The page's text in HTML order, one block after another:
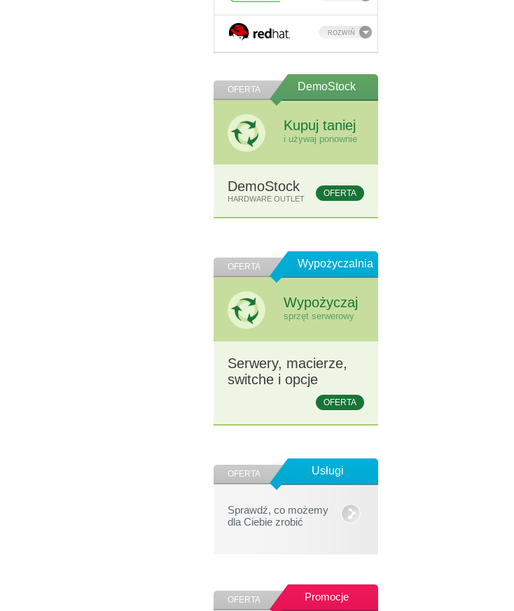
ROZWIŃ
OFERTA DemoStock
Kupuj taniej
i używaj ponownie
DemoStock OFERTA
HARDWARE OUTLET
OFERTA Wypożyczalnia
Wypożyczaj
sprzęt serwerowy
Serwery, macierze,
switche i opcje
OFERTA
OFERTA Usługi
Sprawdź, co możemy
dla Ciebie zrobić
OFERTA Promocje